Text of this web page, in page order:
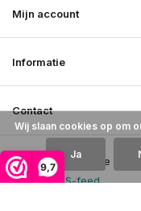
9,7
Mijn account
Informatie
Contact
© 2026 Doe Het
RSS-feed
Wij slaan cookies op om
Ja